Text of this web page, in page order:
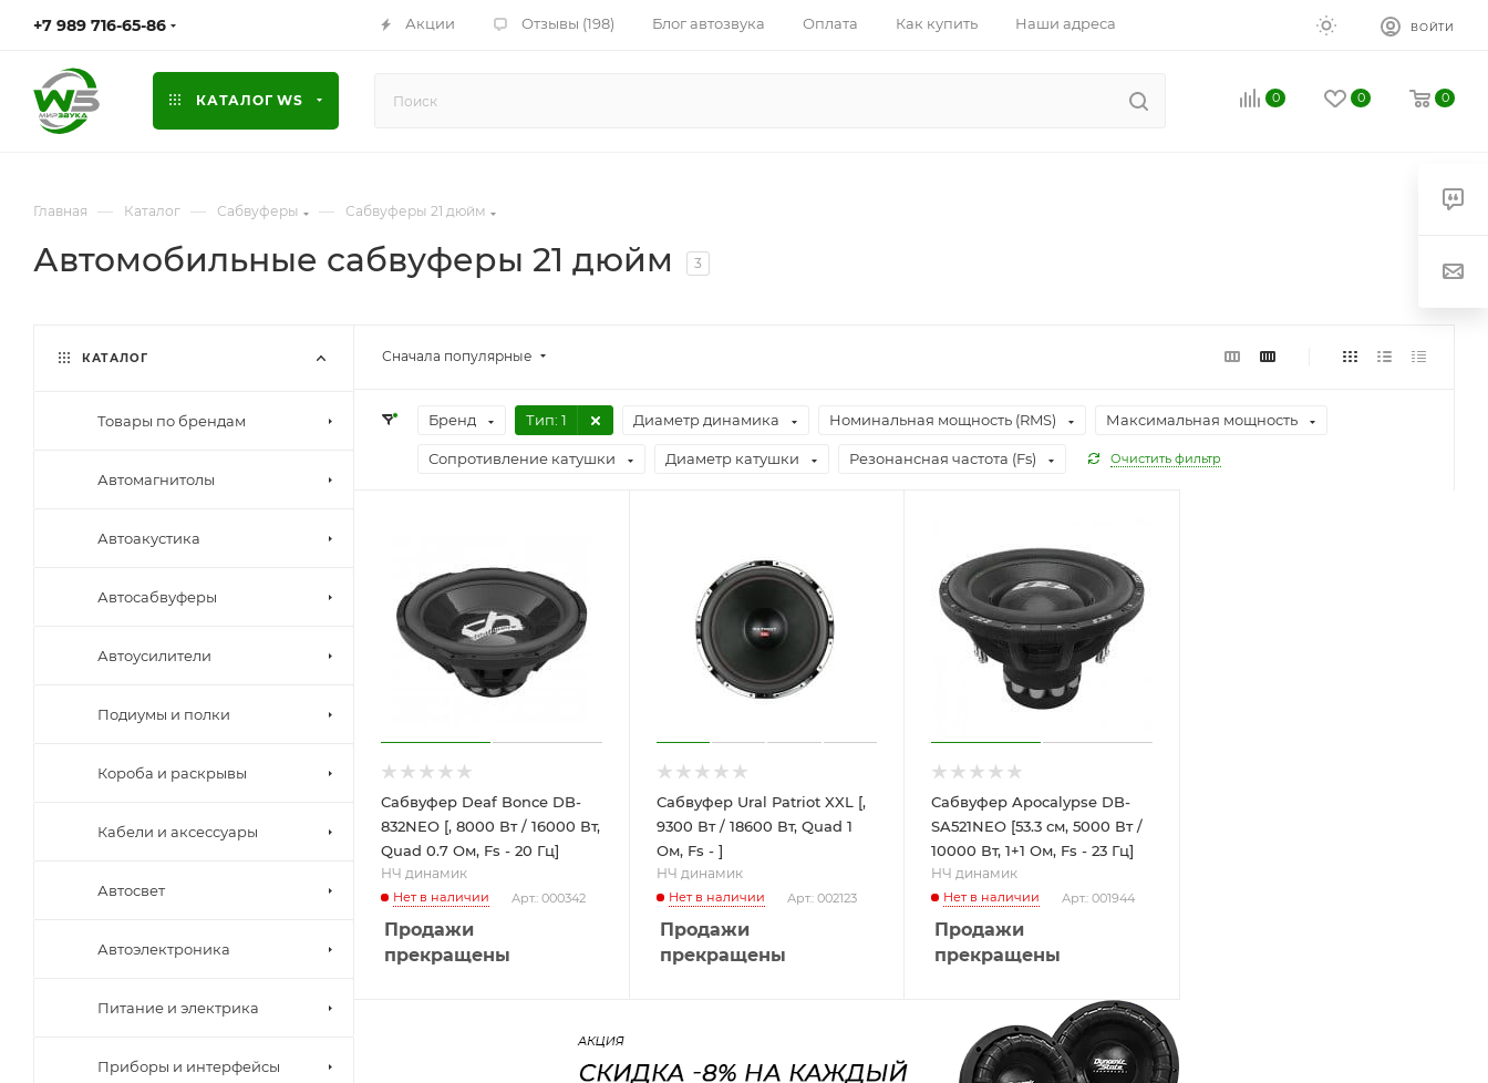
+7 989 716-65-86 Акции Отзывы (198) Блог автозвука Оплата Как купить Наши адреса ВОЙТИ
КАТАЛОГ WS 0 0 0
Главная — Каталог — Сабвуферы — Сабвуферы 21 дюйм
Автомобильные сабвуферы 21 дюйм 3
Сначала популярные
Бренд Тип: 1 Диаметр динамика Номинальная мощность (RMS) Максимальная мощность
Сопротивление катушки Диаметр катушки Резонансная частота (Fs) Очистить фильтр
Сабвуфер Deaf Bonce DB-
832NEO [, 8000 Вт / 16000 Вт,
Quad 0.7 Ом, Fs - 20 Гц]
НЧ динамик
Нет в наличии Арт.: 000342
Продажи
прекращены
Сабвуфер Ural Patriot XXL [,
9300 Вт / 18600 Вт, Quad 1
Ом, Fs - ]
НЧ динамик
Нет в наличии Арт.: 002123
Продажи
прекращены
Сабвуфер Apocalypse DB-
SA521NEO [53.3 см, 5000 Вт /
10000 Вт, 1+1 Ом, Fs - 23 Гц]
НЧ динамик
Нет в наличии Арт.: 001944
Продажи
прекращены
КАТАЛОГ
Товары по брендам
Автомагнитолы
Автоакустика
Автосабвуферы
Автоусилители
Подиумы и полки
Короба и раскрывы
Кабели и аксессуары
Автосвет
Автоэлектроника
Питание и электрика
Приборы и интерфейсы